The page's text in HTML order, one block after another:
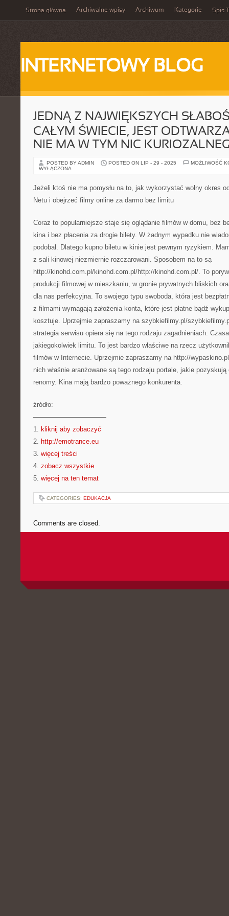
Strona główna Archiwalne wpisy Archiwum Kategorie Spis
INTERNETOWY BLOG
JEDNĄ Z NAJWIĘKSZYCH
CAŁYM ŚWIECIE, JEST
NIE MA W TYM NIC
POSTED BY ADMIN POSTED ON LIP - 29 - 2025
MOŻLIWOŚĆ
WYŁĄCZONA
Jeżeli ktoś nie ma pomysłu na to, jak wykorzystać wolny okres
Netu i obejrzeć filmy online za darmo bez limitu
Coraz to popularniejsze staje się oglądanie filmów w domu, bez
kina i bez płacenia za drogie bilety. W żadnym wypadku nie
podobał. Dlatego kupno biletu w kinie jest pewnym ryzykiem.
z sali kinowej niezmiernie rozczarowani. Sposobem na to są
http://kinohd.com.pl/kinohd.com.pl/http://kinohd.com.pl/. To
produkcji filmowej w mieszkaniu, w gronie prywatnych bliskich
dla nas perfekcyjna. To swojego typu swoboda, która jest
z filmami wymagają założenia konta, które jest płatne bądź
kosztuje. Uprzejmie zapraszamy na szybkiefilmy.pl/
strategia serwisu opiera się na tego rodzaju zagadnieniach.
jakiegokolwiek limitu. To jest bardzo właściwe na rzecz
filmów w Internecie. Uprzejmie zapraszamy na http://
nich właśnie aranżowane są tego rodzaju portale, jakie
renomy. Kina mają bardzo poważnego konkurenta.
źródło:
———————————
1. kliknij aby zobaczyć
2. http://emotrance.eu
3. więcej treści
4. zobacz wszystkie
5. więcej na ten temat
CATEGORIES: EDUKACJA
Comments are closed.